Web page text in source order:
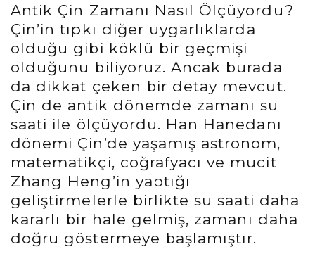
Antik Çin Zamanı Nasıl Ölçüyordu?
Çin’in tıpkı diğer uygarlıklarda
olduğu gibi köklü bir geçmişi
olduğunu biliyoruz. Ancak burada
da dikkat çeken bir detay mevcut.
Çin de antik dönemde zamanı su
saati ile ölçüyordu. Han Hanedanı
dönemi Çin’de yaşamış astronom,
matematikçi, coğrafyacı ve mucit
Zhang Heng’in yaptığı
geliştirmelerle birlikte su saati daha
kararlı bir hale gelmiş, zamanı daha
doğru göstermeye başlamıştır.